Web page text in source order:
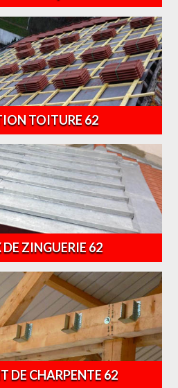
TOITURE 62
ZINGUERIE 62
DE CHARPENTE 62